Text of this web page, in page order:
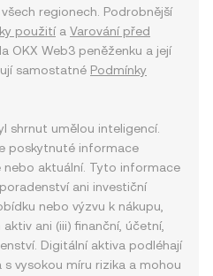
regionech. Podrobnější
použitía Varování před
OKX Web3 peněženku a její
samostatné Podmínky
shrnut umělou inteligencí.
poskytnuté informace
nebo aktuální. Tyto informace
ani investiční
nebo výzvu k nákupu,
ani (iii) finanční, účetní,
Digitální aktiva podléhají
vysokou míru rizika a mohou